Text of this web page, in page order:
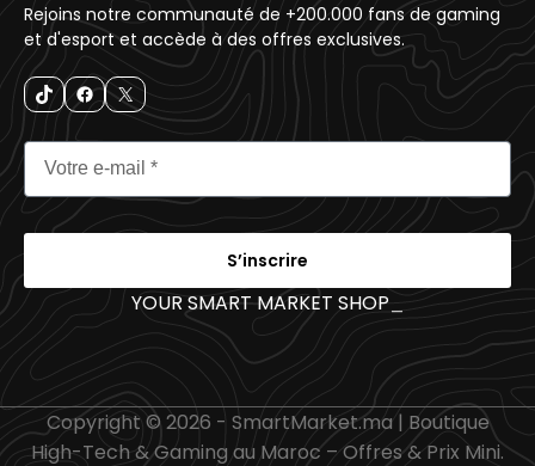
Rejoins notre communauté de +200.000 fans de gaming
et d'esport et accède à des offres exclusives.
S’inscrire
YOUR SMART MARKET SHOP _
Copyright © 2026 - SmartMarket.ma | Boutique
High-Tech & Gaming au Maroc – Offres & Prix Mini.